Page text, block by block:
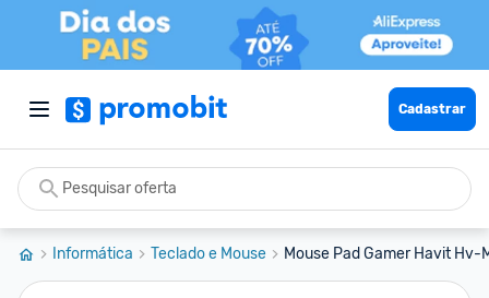
Cadastrar
Informática Teclado e Mouse Mouse Pad Gamer Havit